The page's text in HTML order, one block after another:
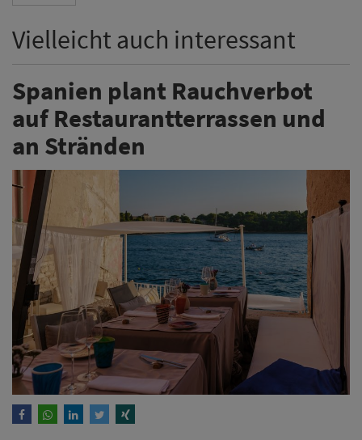
Vielleicht auch interessant
Spanien plant Rauchverbot
auf Restaurantterrassen und
an Stränden